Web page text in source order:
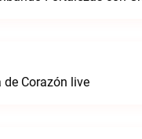
de Corazón live